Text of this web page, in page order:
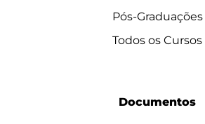
Pós-Graduações
Todos os Cursos
Documentos